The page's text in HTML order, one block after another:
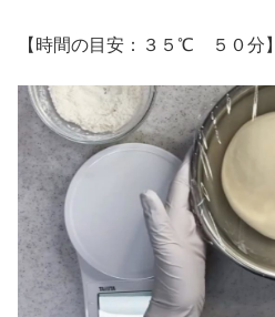
【時間の目安：３５℃ ５０分】